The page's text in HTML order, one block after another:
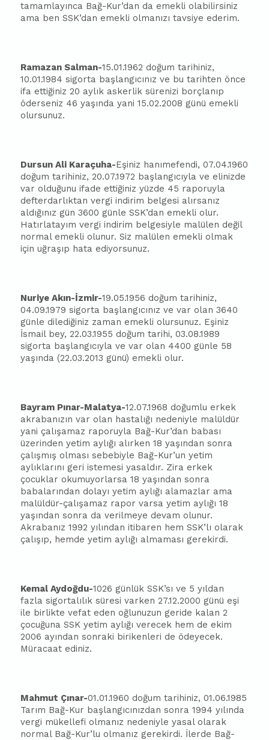
tamamlayınca Bağ-Kur’dan da emekli olabilirsiniz
ama ben SSK’dan emekli olmanızı tavsiye ederim.
Ramazan Salman-15.01.1962 doğum tarihiniz,
10.01.1984 sigorta başlangıcınız ve bu tarihten önce
ifa ettiğiniz 20 aylık askerlik sürenizi borçlanıp
öderseniz 46 yaşında yani 15.02.2008 günü emekli
olursunuz.
Dursun Ali Karaçuha-Eşiniz hanımefendi, 07.04.1960
doğum tarihiniz, 20.07.1972 başlangıcıyla ve elinizde
var olduğunu ifade ettiğiniz yüzde 45 raporuyla
defterdarlıktan vergi indirim belgesi alırsanız
aldığınız gün 3600 günle SSK’dan emekli olur.
Hatırlatayım vergi indirim belgesiyle malülen değil
normal emekli olunur. Siz malülen emekli olmak
için uğraşıp hata ediyorsunuz.
Nuriye Akın-İzmir-19.05.1956 doğum tarihiniz,
04.09.1979 sigorta başlangıcınız ve var olan 3640
günle dilediğiniz zaman emekli olursunuz. Eşiniz
İsmail bey, 22.03.1955 doğum tarihi, 03.08.1989
sigorta başlangıcıyla ve var olan 4400 günle 58
yaşında (22.03.2013 günü) emekli olur.
Bayram Pınar-Malatya-12.07.1968 doğumlu erkek
akrabanızın var olan hastalığı nedeniyle malüldür
yani çalışamaz raporuyla Bağ-Kur’dan babası
üzerinden yetim aylığı alırken 18 yaşından sonra
çalışmış olması sebebiyle Bağ-Kur’un yetim
aylıklarını geri istemesi yasaldır. Zira erkek
çocuklar okumuyorlarsa 18 yaşından sonra
babalarından dolayı yetim aylığı alamazlar ama
malüldür-çalışamaz rapor varsa yetim aylığı 18
yaşından sonra da verilmeye devam olunur.
Akrabanız 1992 yılından itibaren hem SSK’lı olarak
çalışıp, hemde yetim aylığı almaması gerekirdi.
Kemal Aydoğdu-1026 günlük SSK’sı ve 5 yıldan
fazla sigortalılık süresi varken 27.12.2000 günü eşi
ile birlikte vefat eden oğlunuzun geride kalan 2
çocuğuna SSK yetim aylığı verecek hem de ekim
2006 ayından sonraki birikenleri de ödeyecek.
Müracaat ediniz.
Mahmut Çınar-01.01.1960 doğum tarihiniz, 01.06.1985
Tarım Bağ-Kur başlangıcınızdan sonra 1994 yılında
vergi mükellefi olmanız nedeniyle yasal olarak
normal Bağ-Kur’lu olmanız gerekirdi. İlerde Bağ-